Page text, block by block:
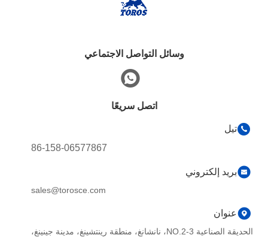
وسائل التواصل الاجتماعي
اتصل سريعًا
تيل
86-158-06577867
بريد إلكتروني
sales@torosce.com
عنوان
الحديقة الصناعية NO.2-3، نانشانغ، منطقة رينتشينغ، مدينة جينينغ،